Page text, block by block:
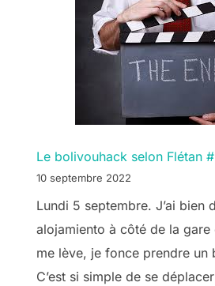
Le bolivouhack selon Flétan
10 septembre 2022
Lundi 5 septembre. J’ai bien
alojamiento à côté de la gare
me lève, je fonce prendre un
C’est si simple de se